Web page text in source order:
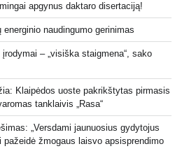
apgynus daktaro disertaciją!
naudingumo gerinimas
– „visiška staigmena“, sako
Klaipėdos uoste pakrikštytas pirmasis
tanklaivis „Rasa“
„Versdami jaunuosius gydytojus
žmogaus laisvo apsisprendimo